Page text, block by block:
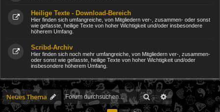
Heilige Texte - Download-Bereich
Hier finden sich umfangreiche, von Mitgliedern ver-, zusammen- oder sonst
wie gefasste, heilige Texte von hoher Wichtigkeit und/oder insbesondere
höherem Umfang.
Scribd-Archiv
Hier finden sich noch mehr umfangreiche, von Mitgliedern ver-, zusammen-
oder sonst wie gefasste, heilige Texte von hoher Wichtigkeit und/oder
insbesondere höherem Umfang.
Neues Thema SucheErweiterte Suche